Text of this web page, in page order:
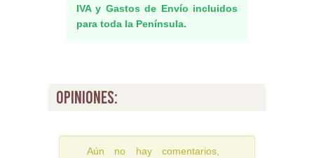
IVA y Gastos de Envío incluidos
para toda la Península.
opiniones:
Aún no hay comentarios,